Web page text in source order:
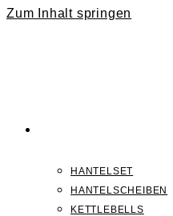
Zum Inhalt springen
HANTELSET
HANTELSCHEIBEN
KETTLEBELLS